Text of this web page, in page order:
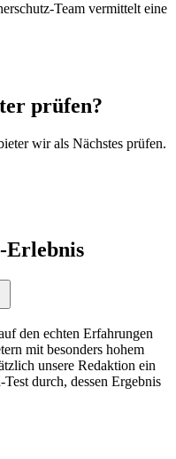
Team vermittelt eine
prüfen?
wir als Nächstes prüfen.
Erlebnis
den echten Erfahrungen
mit besonders hohem
unsere Redaktion ein
durch, dessen Ergebnis